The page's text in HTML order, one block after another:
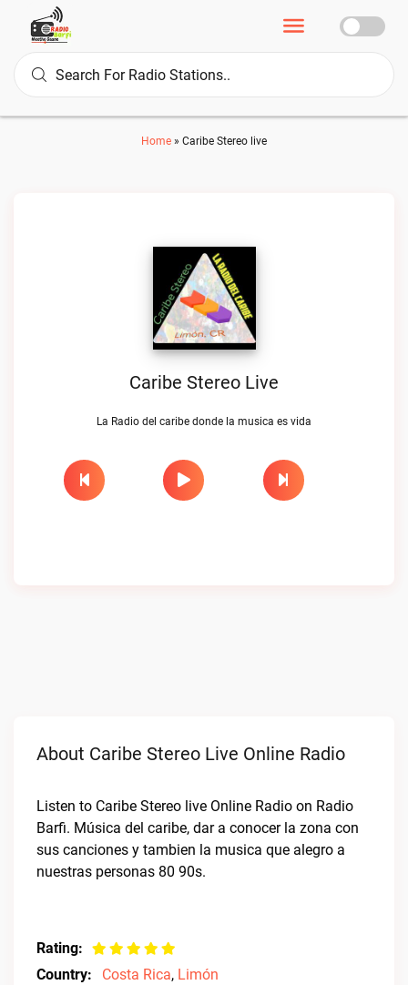
Home » Caribe Stereo live
Caribe Stereo Live
La Radio del caribe donde la musica es vida
About Caribe Stereo Live Online Radio
Listen to Caribe Stereo live Online Radio on Radio
Barfi. Música del caribe, dar a conocer la zona con
sus canciones y tambien la musica que alegro a
nuestras personas 80 90s.
Rating:
Country:
Costa Rica, Limón